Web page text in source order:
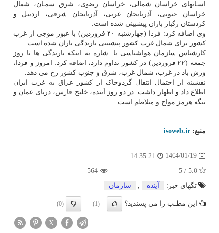
استانهای خراسان شمالی، خراسان رضوی، شرق سمنان، شمال
خراسان جنوبی، آذربایجان غربی، آذربایجان شرقی، اردبیل و
کردستان رگبار باران پیشبینی شده است.
وی اضافه کرد: فردا (چهارشنبه ۲۰ فروردین) با عبور موجی از غرب
کشور برای شمال غرب کشور پیشبینی بارندگی باران شده است.
کارشناس سازمان هواشناسی با اشاره به اینکه بارندگی ها تا روز
جمعه (۲۲ فروردین) در کشور تداوم دارد، اضافه کرد: امروز و فردا،
وزش باد در غرب، شمال غرب، شرق و جنوب کشور رخ می دهد.
نقشینه از احتمال انتقال گردوخاک از کشور عراق به غرب ایران
اطلاع داد و اظهار داشت: در دو روز آینده، خلیج فارس، دریای عمان و
تنگه هرمز مواج و متلاطم است.
منبع: isoweb.ir
1404/01/19
14:35:21
5.0
/
5
564
تگهای خبر:
آینده , سازمان
این مطلب را می پسندید؟ (1)
(0)
X